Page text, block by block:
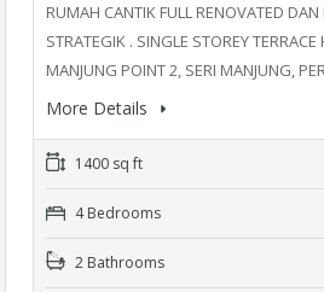
RUMAH CANTIK FULL RENOVATED
STRATEGIK . SINGLE STOREY
MANJUNG POINT 2, SERI MANJUNG,
More Details
1400 sq ft
4 Bedrooms
2 Bathrooms